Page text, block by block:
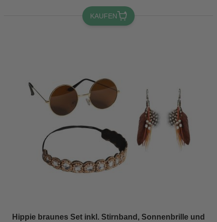
KAUFEN
Hippie braunes Set inkl. Stirnband, Sonnenbrille und